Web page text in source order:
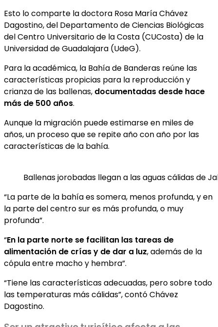
Esto lo comparte la doctora Rosa María Chávez
Dagostino, del Departamento de Ciencias Biológicas
del Centro Universitario de la Costa (CUCosta) de la
Universidad de Guadalajara (UdeG).
Para la académica, la Bahía de Banderas reúne las
características propicias para la reproducción y
crianza de las ballenas, documentadas desde hace
más de 500 años.
Aunque la migración puede estimarse en miles de
años, un proceso que se repite año con año por las
características de la bahía.
Ballenas jorobadas llegan a las aguas cálidas de
“La parte de la bahía es somera, menos profunda, y en
la parte del centro sur es más profunda, o muy
profunda”.
“En la parte norte se facilitan las tareas de
alimentación de crías y de dar a luz, además de la
cópula entre macho y hembra”.
“Tiene las características adecuadas, pero sobre todo
las temperaturas más cálidas”, contó Chávez
Dagostino.